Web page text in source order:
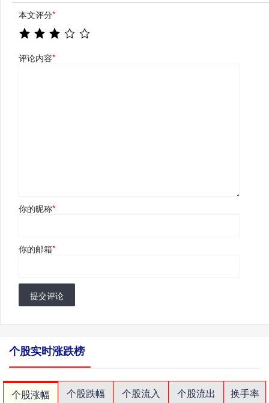
本文评分*
评论内容*
你的昵称*
你的邮箱*
提交评论
个股实时涨跌榜
个股涨幅 个股跌幅 个股流入 个股流出
换手率